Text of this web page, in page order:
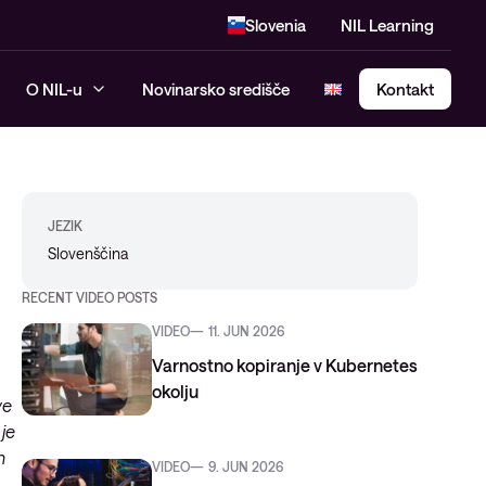
Slovenia NIL Learning
SASE – Secure Access Service
Edge
O NIL-u Novinarsko središče Kontakt
JEZIK
Slovenščina
RECENT VIDEO POSTS
VIDEO 11. JUN 2026
Varnostno kopiranje v Kubernetes
okolju
VIDEO 9. JUN 2026